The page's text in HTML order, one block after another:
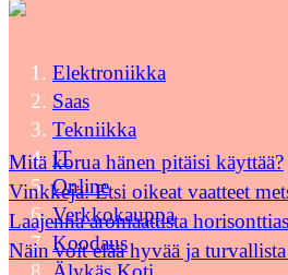
Elektroniikka
Saas
Tekniikka
IT
Online
Verkkokauppa
Koodaus
Mitä korua hänen pitäisi käyttää?
Vinkkejä: Etsi oikeat vaatteet
Laajenna aromaattista
Näin voit elää hyvää ja turvallista